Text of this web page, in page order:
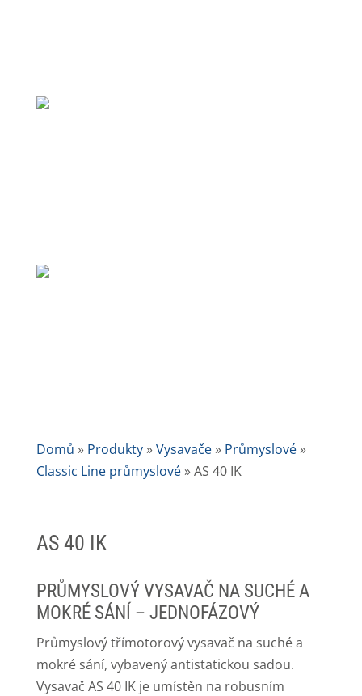
Domů » Produkty»Vysavače» Průmyslové»
Classic Line průmyslové»AS 40 IK
AS 40 IK
PRŮMYSLOVÝ VYSAVAČ NA SUCHÉ A
MOKRÉ SÁNÍ – JEDNOFÁZOVÝ
Průmyslový třímotorový vysavač na suché a
mokré sání, vybavený antistatickou sadou.
Vysavač AS 40 IK je umístěn na robusním